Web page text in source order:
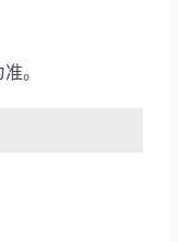
。